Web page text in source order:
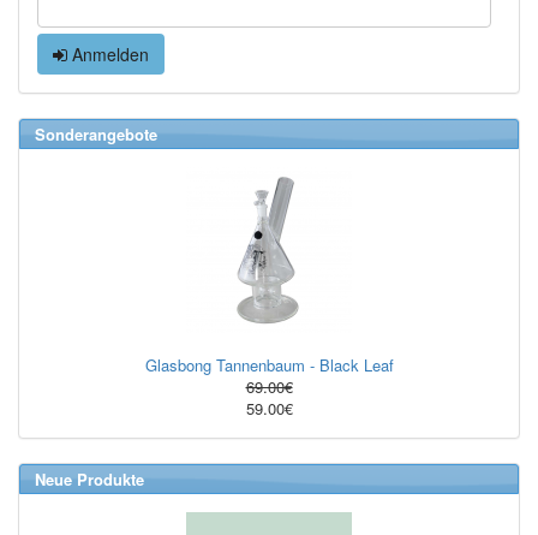
Anmelden
Sonderangebote
Glasbong Tannenbaum - Black Leaf
69.00€
59.00€
Neue Produkte